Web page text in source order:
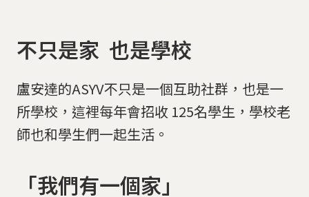
不只是家 也是學校
盧安達的ASYV不只是一個互助社群，也是一
所學校，這裡每年會招收 125名學生，學校老
師也和學生們一起生活。
「我們有一個家」